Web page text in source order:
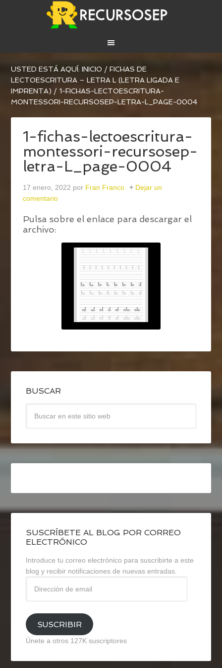
USTED ESTÁ AQUÍ:INICIO / FICHAS DE
LECTOESCRITURA – LETRA L (LETRA LIGADA E
IMPRENTA) / 1-FICHAS-LECTOESCRITURA-
MONTESSORI-RECURSOSEP-LETRA-L_PAGE-0004
1-fichas-lectoescritura-
montessori-recursosep-
letra-L_page-0004
17 enero, 2022 por Fran Franco
Dejar un
comentario
Pulsa sobre el enlace para descargar el
archivo:
BUSCAR
SUSCRÍBETE AL BLOG POR CORREO
ELECTRÓNICO
Introduce tu correo electrónico para suscribirte a este
blog y recibir notificaciones de nuevas entradas.
email
SUSCRIBIR
Únete a otros 127K suscriptores